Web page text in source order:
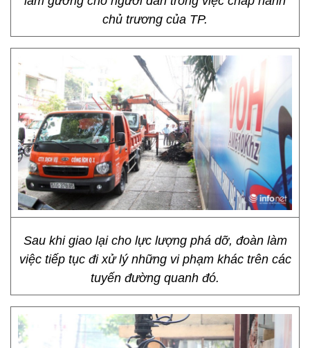
chủ trương của TP.
Sau khi giao lại cho lực lượng phá dỡ, đoàn làm
việc tiếp tục đi xử lý những vi phạm khác trên các
tuyến đường quanh đó.